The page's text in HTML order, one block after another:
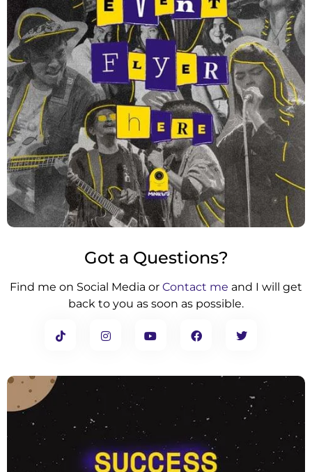
Got a Questions?
Find me on Social Media or Contact me and I will get
back to you as soon as possible.